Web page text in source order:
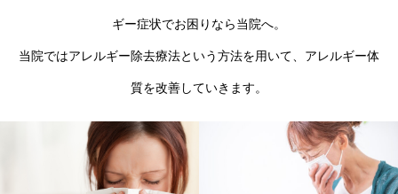
ギー症状でお困りなら当院へ。
当院ではアレルギー除去療法という方法を用いて、アレルギー体
質を改善していきます。